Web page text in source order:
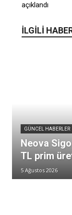
açıklandı
İLGİLİ
GÜNCEL HABERLER
Neova
TL prim
5 Ağustos 2026